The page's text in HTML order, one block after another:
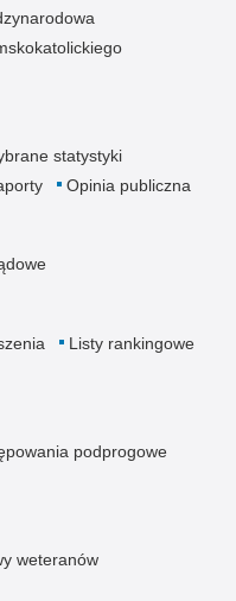
statystyki
Opinia publiczna
Listy rankingowe
podprogowe
weteranów